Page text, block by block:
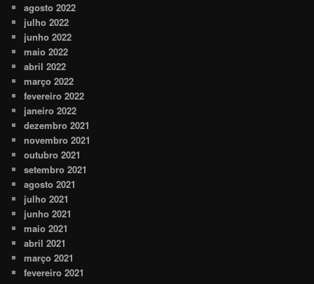
agosto 2022
julho 2022
junho 2022
maio 2022
abril 2022
março 2022
fevereiro 2022
janeiro 2022
dezembro 2021
novembro 2021
outubro 2021
setembro 2021
agosto 2021
julho 2021
junho 2021
maio 2021
abril 2021
março 2021
fevereiro 2021